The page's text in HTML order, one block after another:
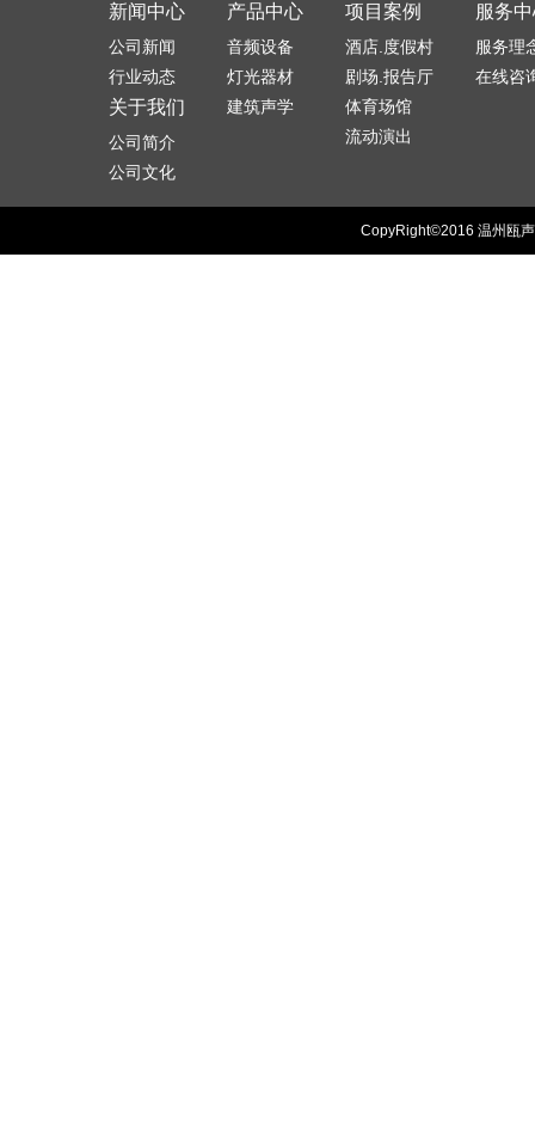
服务
服务理
在线咨
项目案例
酒店.度假村
剧场.报告厅
体育场馆
流动演出
产品中心
音频设备
灯光器材
建筑声学
新闻中心
公司新闻
行业动态
关于我们
公司简介
公司文化
CopyRight©2016 温州瓯